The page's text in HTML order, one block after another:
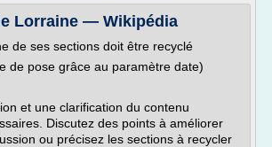
Lorraine — Wikipédia
de ses sections doit être recyclé
de pose grâce au paramètre date)
et une clarification du contenu
Discutez des points à améliorer
ou précisez les sections à recycler